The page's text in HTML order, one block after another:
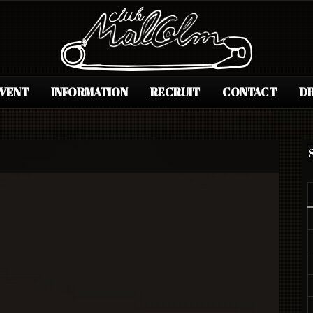
INFORMATION RECRUIT CONTACT